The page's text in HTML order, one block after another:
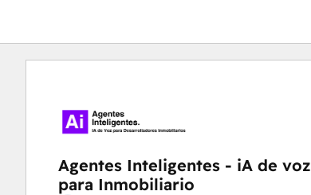
Agentes Inteligentes - iA de voz
para Inmobiliario